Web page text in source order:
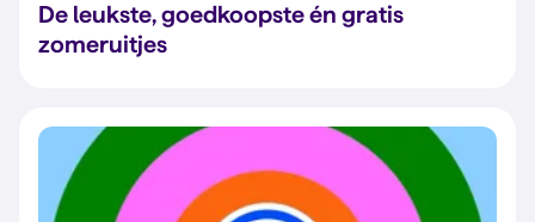
De leukste, goedkoopste én gratis
zomeruitjes